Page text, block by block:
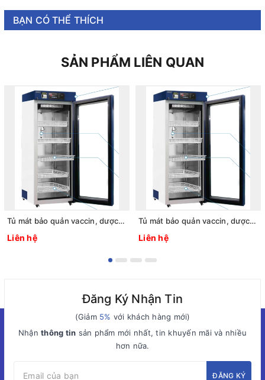
BẠN CÓ THỂ THÍCH
SẢN PHẨM LIÊN QUAN
Tủ mát bảo quản vaccin, dược phẩm 2 ~ 8oC, 1125L, Model: LCV-204GR, Hãng: Labtech - Hàn Quốc
Liên hệ
Tủ mát bảo quản vaccin, dược phẩm 2 ~ 8oC, 612L, Model: LCV-203GR, Hãng: Labtech - Hàn Quốc
Liên hệ
Đăng Ký Nhận Tin
(Giảm 5% với khách hàng mới)
Nhậnthông tin sản phẩm mới nhất, tin khuyến mãi và nhiều
hơn nữa.
ĐĂNG KÝ